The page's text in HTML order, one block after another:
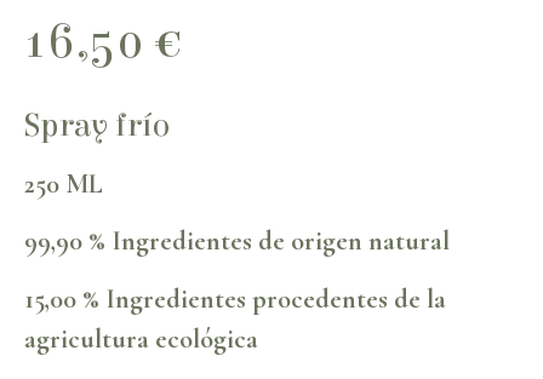
16,50 €
Spray frío
250 ML
99,90 % Ingredientes de origen natural
15,00 % Ingredientes procedentes de la
agricultura ecológica